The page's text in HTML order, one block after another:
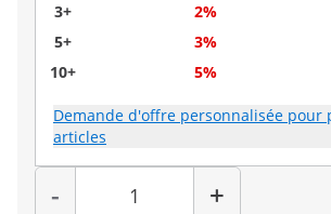
3+
2%
5+
3%
10+
5%
Demande d'offre personnalisée pour
articles
-
Quantité
+